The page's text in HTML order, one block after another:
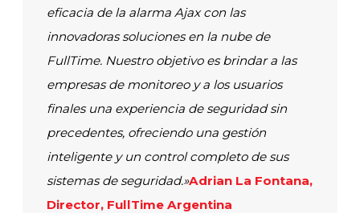
eficacia de la alarma Ajax con las
innovadoras soluciones en la nube de
FullTime. Nuestro objetivo es brindar a las
empresas de monitoreo y a los usuarios
finales una experiencia de seguridad sin
precedentes, ofreciendo una gestión
inteligente y un control completo de sus
sistemas de seguridad.»Adrian La Fontana,
Director, FullTime Argentina